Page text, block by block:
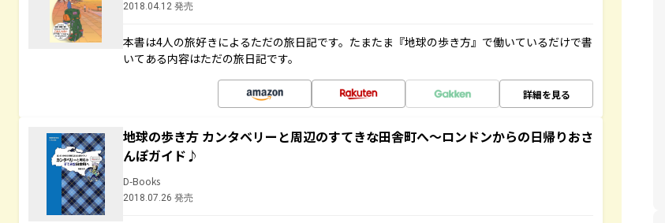
2018.04.12 発売
本書は4人の旅好きによるただの旅日記です。たまたま『地球の歩き方』で働いているだけで書
いてある内容はただの旅日記です。
詳細を見る
地球の歩き方 カンタベリーと周辺のすてきな田舎町へ～ロンドンからの日帰りおさ
んぽガイド♪
D-Books
2018.07.26 発売